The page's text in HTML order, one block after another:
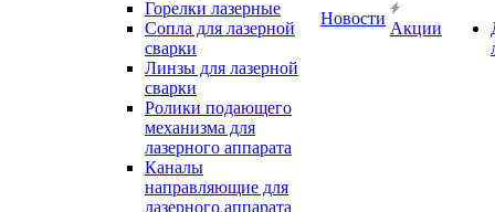
Горелки лазерные
Сопла для лазерной
сварки
Линзы для лазерной
сварки
Ролики подающего
механизма для
лазерного аппарата
Каналы
направляющие для
лазерного аппарата
Новости
Акции